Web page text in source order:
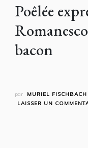
Poêlée
bacon
par MURIEL FISCHBACH
LAISSER UN